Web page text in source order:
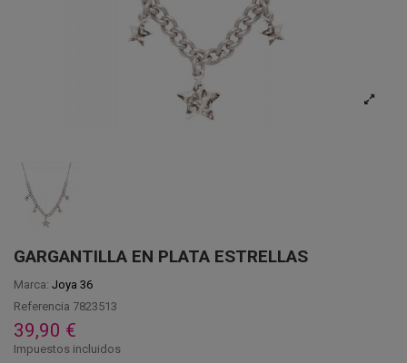
GARGANTILLA EN PLATA ESTRELLAS
Marca: Joya 36
Referencia 7823513
39,90 €
Impuestos incluidos